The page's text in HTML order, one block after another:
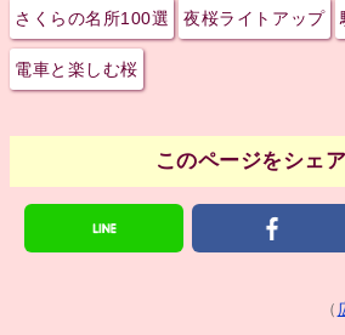
さくらの名所100選 夜桜ライトアップ
電車と楽しむ桜
このページをシェ
（